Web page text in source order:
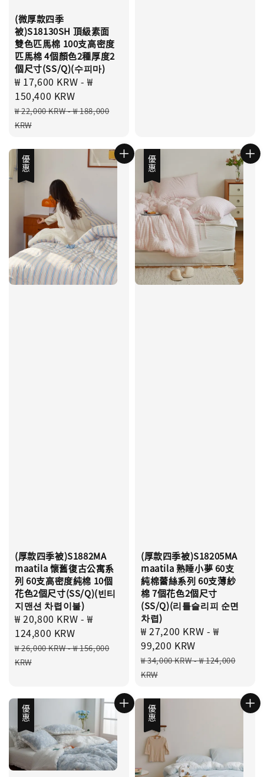
(微厚款四季
被)S18130SH 頂級素面
雙色匹馬棉 100支高密度
匹馬棉 4個顏色2種厚度2
個尺寸(SS/Q)(수피마)
Sale
price
₩ 17,600 KRW -₩
150,400 KRW
Regular
price
₩ 22,000 KRW-₩ 188,000
KRW
優惠
(厚款四季被)S1882MA
maatila 懷舊復古公寓系
列 60支高密度純棉 10個
花色2個尺寸(SS/Q)(빈티
지맨션 차렵이불)
Sale
price
₩ 20,800 KRW -₩
124,800 KRW
Regular
price
₩ 26,000 KRW-₩ 156,000
KRW
優惠
(厚款四季被)S18205MA
maatila 熟睡小夢 60支
純棉蕾絲系列 60支薄紗
棉 7個花色2個尺寸
(SS/Q)(리틀슬리피 순면
차렵)
Sale
price
₩ 27,200 KRW -₩
99,200 KRW
Regular
price
₩ 34,000 KRW-₩ 124,000
KRW
優惠 優惠